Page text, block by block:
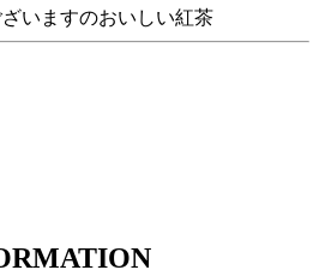
いますのおいしい紅茶